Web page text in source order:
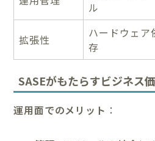
ル
拡張性
ハードウェア
存
SASEがもたらすビジネス
運用面でのメリット ：